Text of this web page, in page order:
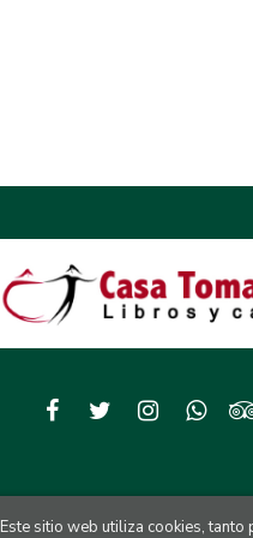
Este sitio web utiliza cookies, tanto